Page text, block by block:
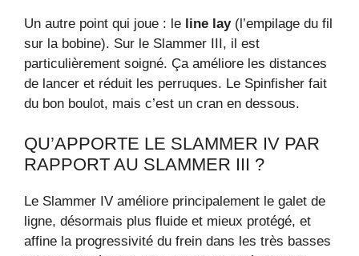
Un autre point qui joue : le line lay(l’empilage du fil
sur la bobine). Sur le Slammer III, il est
particulièrement soigné. Ça améliore les distances
de lancer et réduit les perruques. Le Spinfisher fait
du bon boulot, mais c’est un cran en dessous.
QU’APPORTE LE SLAMMER IV PAR
RAPPORT AU SLAMMER III ?
Le Slammer IV améliore principalement le galet de
ligne, désormais plus fluide et mieux protégé, et
affine la progressivité du frein dans les très basses